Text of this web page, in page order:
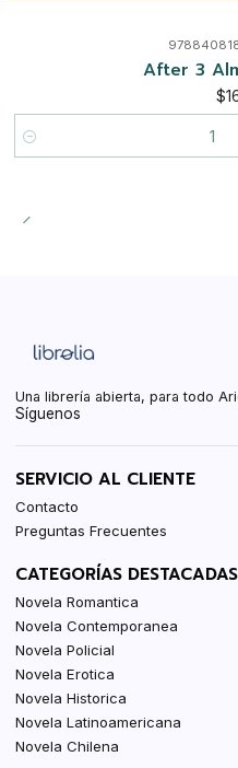
After 3
Cantidad
Una librería abierta, para todo
Síguenos
SERVICIO AL CLIENTE
Contacto
Preguntas Frecuentes
CATEGORÍAS DESTACADAS
Novela Romantica
Novela Contemporanea
Novela Policial
Novela Erotica
Novela Historica
Novela Latinoamericana
Novela Chilena